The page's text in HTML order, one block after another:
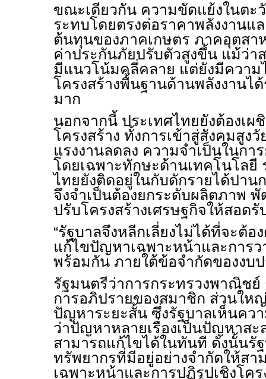
ขณะเดียวกัน ความขัดแย้งในตะ
ระทบโดยตรงต่อราคาพลังงานแ
ต้นทุนของภาคเกษตร ภาคอุตสา
ค่าประกันภัยปรับตัวสูงขึ้น แม้ว่า
มีแนวโน้มคลี่คลาย แต่ยังมีความ
โครงสร้างพื้นฐานด้านพลังงานไ
มาก
นอกจากนี้ ประเทศไทยยังต้องเ
โครงสร้าง ทั้งการเข้าสู่สังคมสูง
แรงงานลดลง ความจำเป็นในกา
โดยเฉพาะทักษะด้านเทคโนโลยี
ไทยยังติดอยู่ในกับดักรายได้ปาน
จึงจำเป็นต้องยกระดับผลิตภาพ
ปรับโครงสร้างเศรษฐกิจให้สอด
“รัฐบาลจึงหลีกเลี่ยงไม่ได้ที่จะต้อ
แก้ไขปัญหาเฉพาะหน้าและการว
พร้อมกัน ภายใต้ข้อจำกัดของงบ
รัฐมนตรีว่าการกระทรวงพาณิชย์
การอภิปรายของสมาชิก ส่วนให
ปัญหาระยะสั้น ซึ่งรัฐบาลเห็นคว
ว่าปัญหาหลายเรื่องเป็นปัญหาส
สามารถแก้ไขได้ในทันที ดังนั้นรั
ทรัพยากรที่มีอยู่อย่างจำกัดให้ส
เฉพาะหน้าและการปฏิรูปเชิงโค